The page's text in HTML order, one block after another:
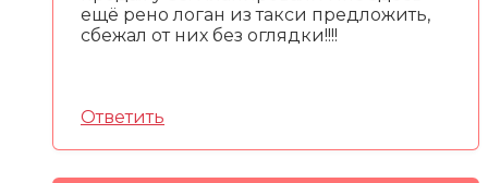
ещё рено логан из такси предложить,
сбежал от них без оглядки!!!!
Ответить